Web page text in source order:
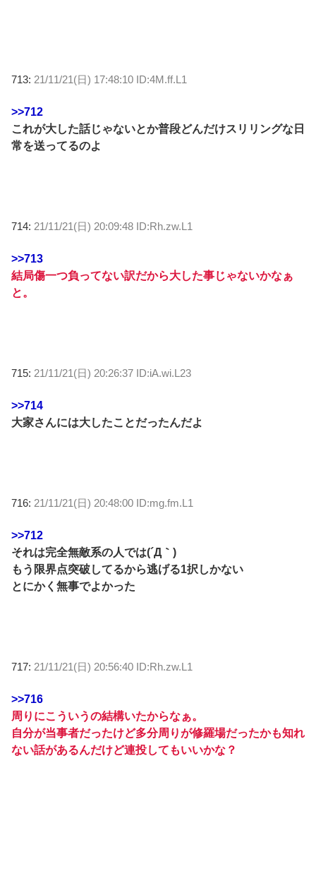
713: 21/11/21(日) 17:48:10 ID:4M.ff.L1
>>712
これが大した話じゃないとか普段どんだけスリリングな日
常を送ってるのよ
714: 21/11/21(日) 20:09:48 ID:Rh.zw.L1
>>713
結局傷一つ負ってない訳だから大した事じゃないかなぁ
と。
715: 21/11/21(日) 20:26:37 ID:iA.wi.L23
>>714
大家さんには大したことだったんだよ
716: 21/11/21(日) 20:48:00 ID:mg.fm.L1
>>712
それは完全無敵系の人では(´Д｀)
もう限界点突破してるから逃げる1択しかない
とにかく無事でよかった
717: 21/11/21(日) 20:56:40 ID:Rh.zw.L1
>>716
周りにこういうの結構いたからなぁ。
自分が当事者だったけど多分周りが修羅場だったかも知れ
ない話があるんだけど連投してもいいかな？